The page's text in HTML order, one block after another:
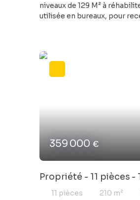
niveaux de 129 M² à
utilisée en bureaux, pour
bureau, commerce etc.....
359 000€
Propriété - 11 pièces -
coeur
11 pièces 210 m²